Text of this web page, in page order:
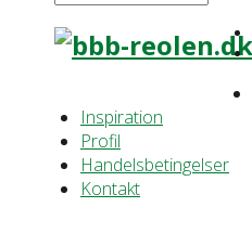
Inspiration
Profil
Handelsbetingelser
Kontakt